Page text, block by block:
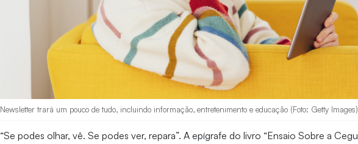
Newsletter trará um pouco de tudo, incluindo informação, entretenimento e educação (Foto: Getty Images)
“Se podes olhar, vê. Se podes ver, repara”. A epígrafe do livro “Ensaio Sobre a